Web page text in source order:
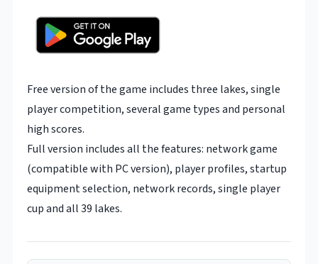
Free version of the game includes three lakes, single
player competition, several game types and personal
high scores.
Full version includes all the features: network game
(compatible with PC version), player profiles, startup
equipment selection, network records, single player
cup and all 39 lakes.